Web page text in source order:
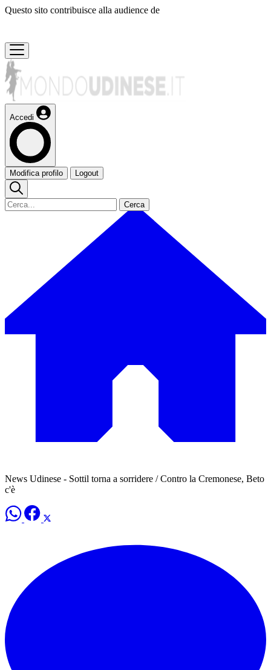
Questo sito contribuisce alla audience de
Accedi
Modifica profilo Logout
Cerca
News Udinese - Sottil torna a sorridere / Contro la Cremonese, Beto
c'è